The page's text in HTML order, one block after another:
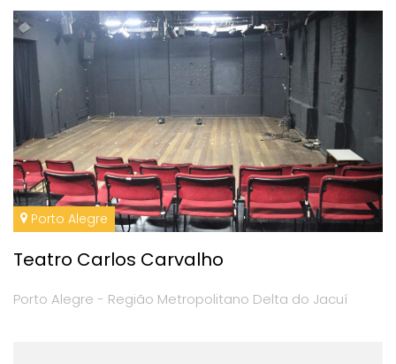
Porto Alegre
Teatro Carlos Carvalho
Porto Alegre - Região Metropolitano Delta do Jacuí